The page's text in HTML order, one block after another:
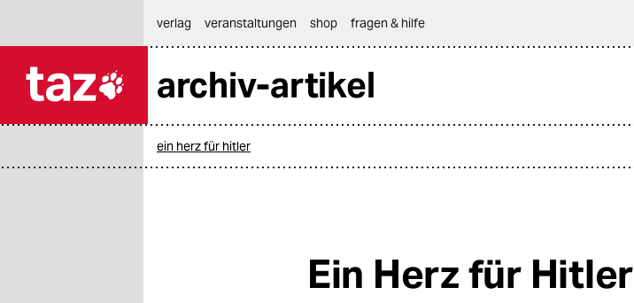
themen
verlag
veranstaltungen shop fragen & hilfe
archiv-artikel
ein herz für hitler
Ein Herz für Hitler